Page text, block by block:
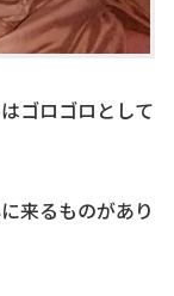
ゴロゴロとして
来るものがあり